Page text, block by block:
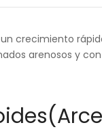
crecimiento
arenosos y